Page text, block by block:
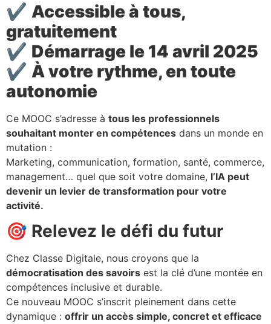
✔️ Accessible à tous,
gratuitement
✔️ Démarrage le 14 avril 2025
✔️ À votre rythme, en toute
autonomie
Ce MOOC s’adresse à tous les professionnels
souhaitant monter en compétences dans un monde en
mutation :
Marketing, communication, formation, santé, commerce,
management… quel que soit votre domaine, l’IA peut
devenir un levier de transformation pour votre
activité.
🎯 Relevez le défi du futur
Chez Classe Digitale, nous croyons que la
démocratisation des savoirs est la clé d’une montée en
compétences inclusive et durable.
Ce nouveau MOOC s’inscrit pleinement dans cette
dynamique : offrir un accès simple, concret et efficace